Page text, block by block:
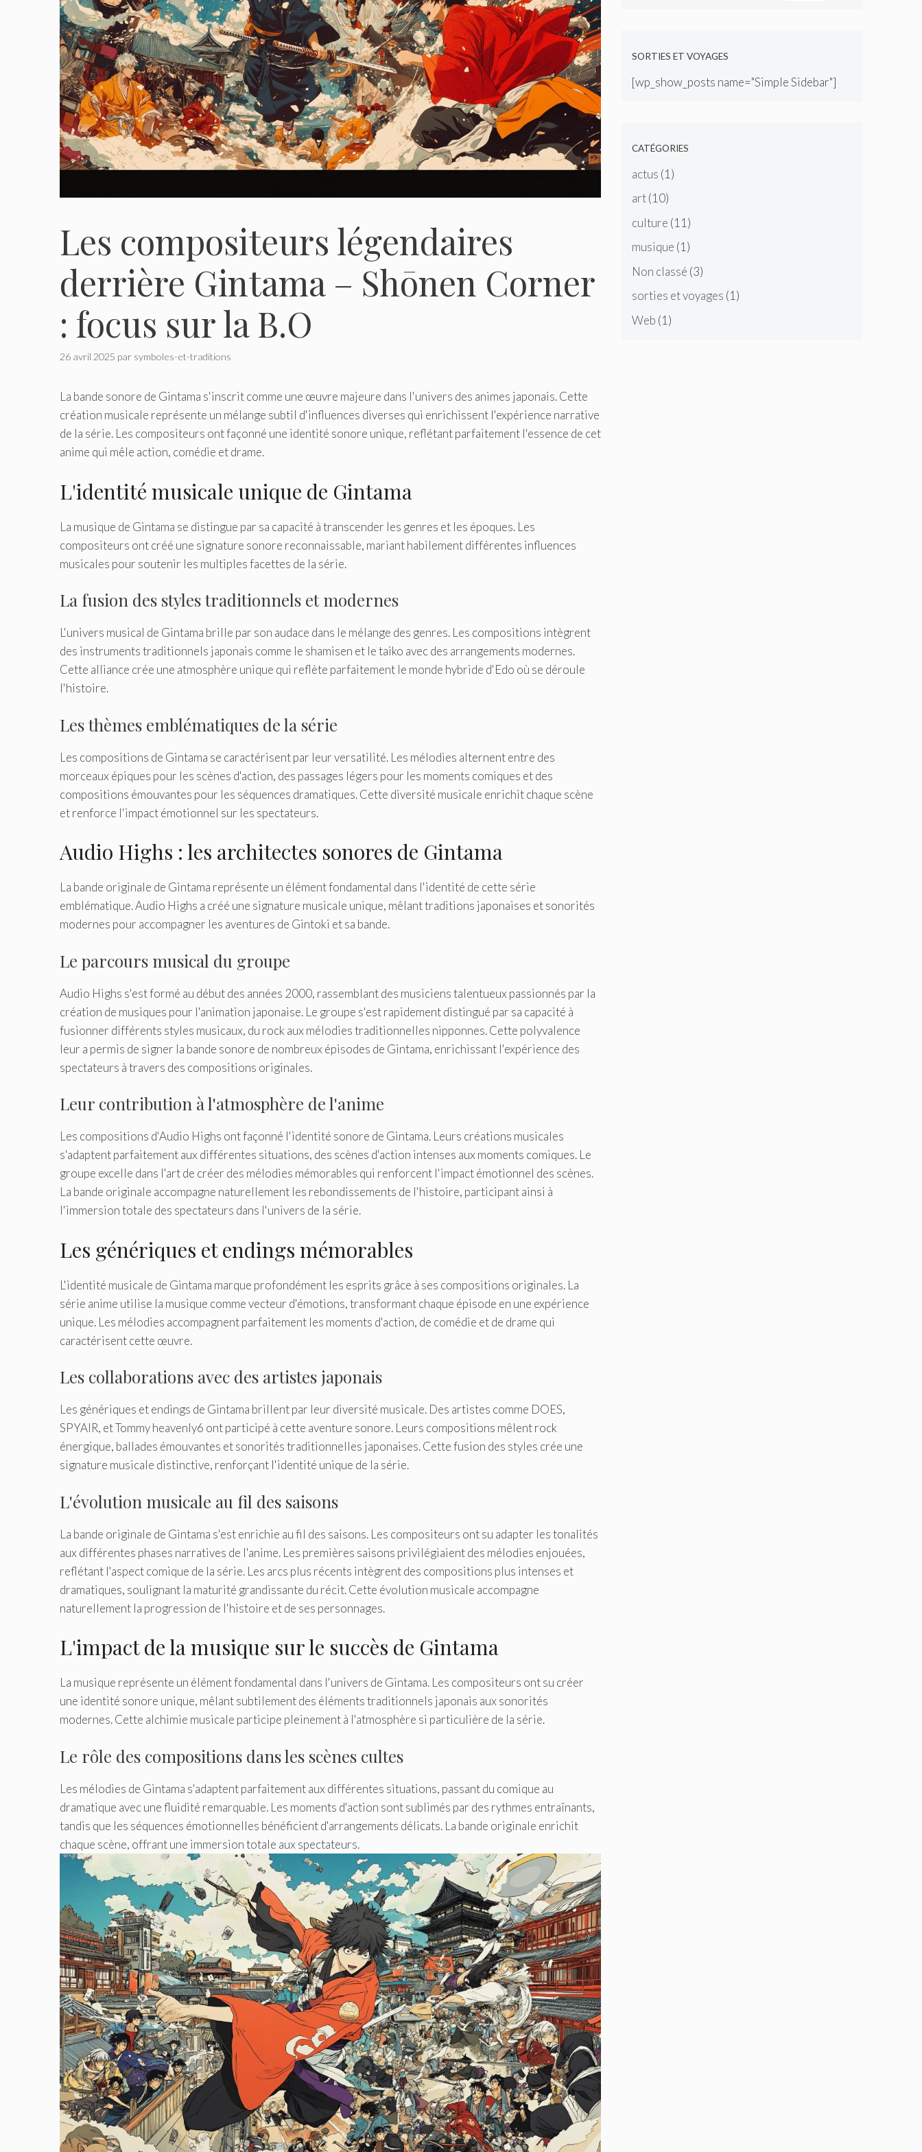
Les compositeurs légendaires
derrière Gintama – Shōnen Corner
: focus sur la B.O
26 avril 2025 par symboles-et-traditions
La bande sonore de Gintama s'inscrit comme une œuvre majeure dans l'univers des animes japonais. Cette
création musicale représente un mélange subtil d'influences diverses qui enrichissent l'expérience narrative
de la série. Les compositeurs ont façonné une identité sonore unique, reflétant parfaitement l'essence de cet
anime qui mêle action, comédie et drame.
L'identité musicale unique de Gintama
La musique de Gintama se distingue par sa capacité à transcender les genres et les époques. Les
compositeurs ont créé une signature sonore reconnaissable, mariant habilement différentes influences
musicales pour soutenir les multiples facettes de la série.
La fusion des styles traditionnels et modernes
L'univers musical de Gintama brille par son audace dans le mélange des genres. Les compositions intègrent
des instruments traditionnels japonais comme le shamisen et le taiko avec des arrangements modernes.
Cette alliance crée une atmosphère unique qui reflète parfaitement le monde hybride d'Edo où se déroule
l'histoire.
Les thèmes emblématiques de la série
Les compositions de Gintama se caractérisent par leur versatilité. Les mélodies alternent entre des
morceaux épiques pour les scènes d'action, des passages légers pour les moments comiques et des
compositions émouvantes pour les séquences dramatiques. Cette diversité musicale enrichit chaque scène
et renforce l'impact émotionnel sur les spectateurs.
Audio Highs : les architectes sonores de Gintama
La bande originale de Gintama représente un élément fondamental dans l'identité de cette série
emblématique. Audio Highs a créé une signature musicale unique, mêlant traditions japonaises et sonorités
modernes pour accompagner les aventures de Gintoki et sa bande.
Le parcours musical du groupe
Audio Highs s'est formé au début des années 2000, rassemblant des musiciens talentueux passionnés par la
création de musiques pour l'animation japonaise. Le groupe s'est rapidement distingué par sa capacité à
fusionner différents styles musicaux, du rock aux mélodies traditionnelles nipponnes. Cette polyvalence
leur a permis de signer la bande sonore de nombreux épisodes de Gintama, enrichissant l'expérience des
spectateurs à travers des compositions originales.
Leur contribution à l'atmosphère de l'anime
Les compositions d'Audio Highs ont façonné l'identité sonore de Gintama. Leurs créations musicales
s'adaptent parfaitement aux différentes situations, des scènes d'action intenses aux moments comiques. Le
groupe excelle dans l'art de créer des mélodies mémorables qui renforcent l'impact émotionnel des scènes.
La bande originale accompagne naturellement les rebondissements de l'histoire, participant ainsi à
l'immersion totale des spectateurs dans l'univers de la série.
Les génériques et endings mémorables
L'identité musicale de Gintama marque profondément les esprits grâce à ses compositions originales. La
série anime utilise la musique comme vecteur d'émotions, transformant chaque épisode en une expérience
unique. Les mélodies accompagnent parfaitement les moments d'action, de comédie et de drame qui
caractérisent cette œuvre.
Les collaborations avec des artistes japonais
Les génériques et endings de Gintama brillent par leur diversité musicale. Des artistes comme DOES,
SPYAIR, et Tommy heavenly6 ont participé à cette aventure sonore. Leurs compositions mêlent rock
énergique, ballades émouvantes et sonorités traditionnelles japonaises. Cette fusion des styles crée une
signature musicale distinctive, renforçant l'identité unique de la série.
L'évolution musicale au fil des saisons
La bande originale de Gintama s'est enrichie au fil des saisons. Les compositeurs ont su adapter les tonalités
aux différentes phases narratives de l'anime. Les premières saisons privilégiaient des mélodies enjouées,
reflétant l'aspect comique de la série. Les arcs plus récents intègrent des compositions plus intenses et
dramatiques, soulignant la maturité grandissante du récit. Cette évolution musicale accompagne
naturellement la progression de l'histoire et de ses personnages.
L'impact de la musique sur le succès de Gintama
La musique représente un élément fondamental dans l'univers de Gintama. Les compositeurs ont su créer
une identité sonore unique, mêlant subtilement des éléments traditionnels japonais aux sonorités
modernes. Cette alchimie musicale participe pleinement à l'atmosphère si particulière de la série.
Le rôle des compositions dans les scènes cultes
Les mélodies de Gintama s'adaptent parfaitement aux différentes situations, passant du comique au
dramatique avec une fluidité remarquable. Les moments d'action sont sublimés par des rythmes entraînants,
tandis que les séquences émotionnelles bénéficient d'arrangements délicats. La bande originale enrichit
chaque scène, offrant une immersion totale aux spectateurs.
SORTIES ET VOYAGES
[wp_show_posts name="Simple Sidebar"]
CATÉGORIES
actus (1)
art(10)
culture (11)
musique (1)
Non classé (3)
sorties et voyages (1)
Web (1)